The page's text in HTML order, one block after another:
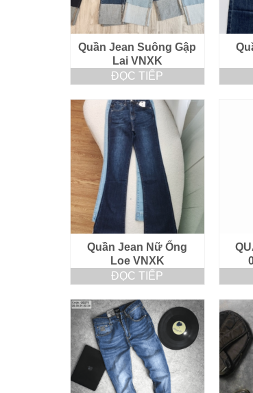
Quần Jean Suông Gập
Lai VNXK
ĐỌC TIẾP
Quần Jean Nữ Ống
Loe VNXK
ĐỌC TIẾP